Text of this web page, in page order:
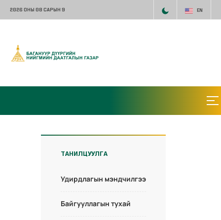
2026 ОНЫ 08 САРЫН 9 EN
ТАНИЛЦУУЛГА
Удирдлагын мэндчилгээ
Байгууллагын тухай